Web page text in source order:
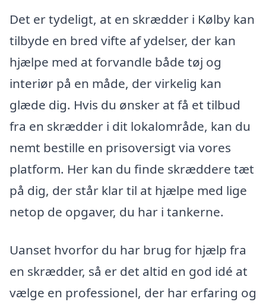
Det er tydeligt, at en skrædder i Kølby kan
tilbyde en bred vifte af ydelser, der kan
hjælpe med at forvandle både tøj og
interiør på en måde, der virkelig kan
glæde dig. Hvis du ønsker at få et tilbud
fra en skrædder i dit lokalområde, kan du
nemt bestille en prisoversigt via vores
platform. Her kan du finde skræddere tæt
på dig, der står klar til at hjælpe med lige
netop de opgaver, du har i tankerne.
Uanset hvorfor du har brug for hjælp fra
en skrædder, så er det altid en god idé at
vælge en professionel, der har erfaring og